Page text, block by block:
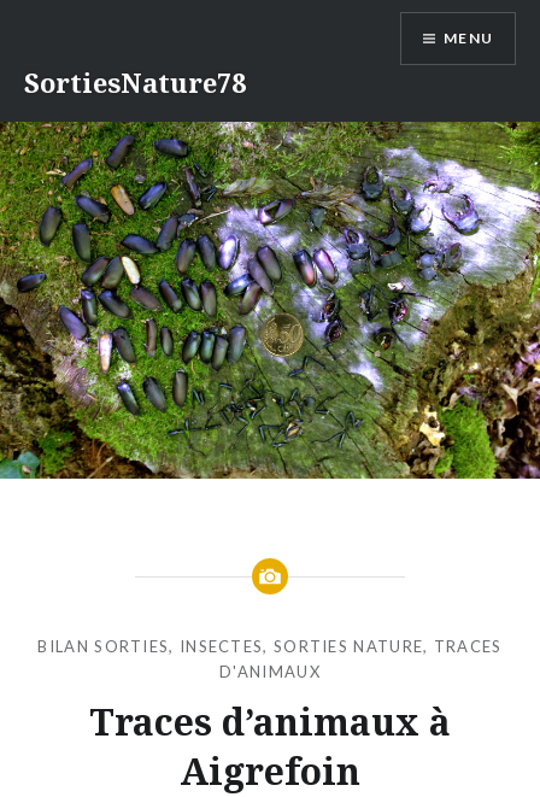
contenu
SortiesNature78
MENU
BILAN SORTIES, INSECTES, SORTIES NATURE, TRACES
D'ANIMAUX
Traces d’animaux à
Aigrefoin